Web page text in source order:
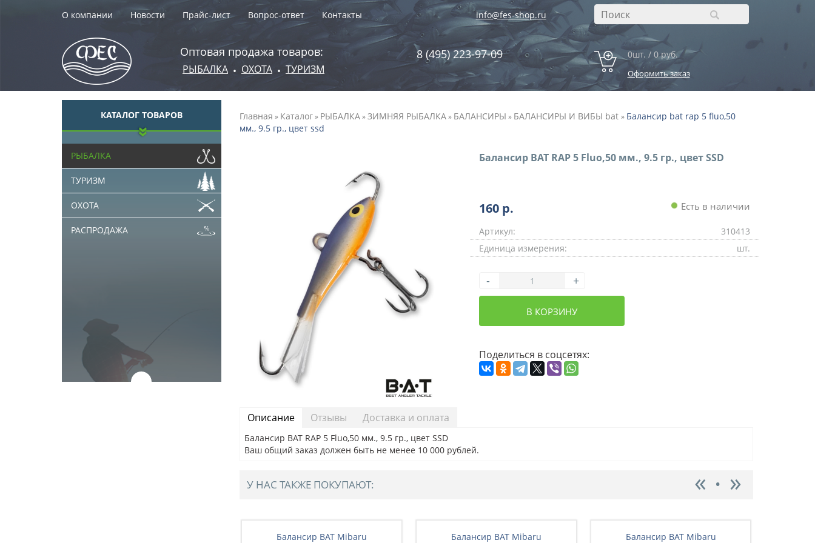
О компании Новости Прайс-лист Вопрос-ответ Контакты info@fes-shop.ru
Оптовая продажа товаров:
РЫБАЛКА • ОХОТА • ТУРИЗМ
8 (495) 223-97-09 0шт. / 0 руб.
Оформить заказ
КАТАЛОГ ТОВАРОВ
РЫБАЛКА
ТУРИЗМ
ОХОТА
РАСПРОДАЖА
Главная » Каталог» РЫБАЛКА»ЗИМНЯЯ РЫБАЛКА» БАЛАНСИРЫ » БАЛАНСИРЫ И ВИБЫ bat » Балансир bat rap 5 fluo,50
мм., 9.5 гр., цвет ssd
Балансир BAT RAP 5 Fluo,50 мм., 9.5 гр., цвет SSD
160 р. Есть в наличии
Артикул:
310413
Единица измерения:
шт.
- +
В КОРЗИНУ
Поделиться в соцсетях:
Описание Отзывы Доставка и оплата
Балансир BAT RAP 5 Fluo,50 мм., 9.5 гр., цвет SSD
Ваш общий заказ должен быть не менее 10 000 рублей.
У НАС ТАКЖЕ ПОКУПАЮТ:
Балансир BAT Mibaru
Балансир BAT Mibaru
Балансир BAT Mibaru